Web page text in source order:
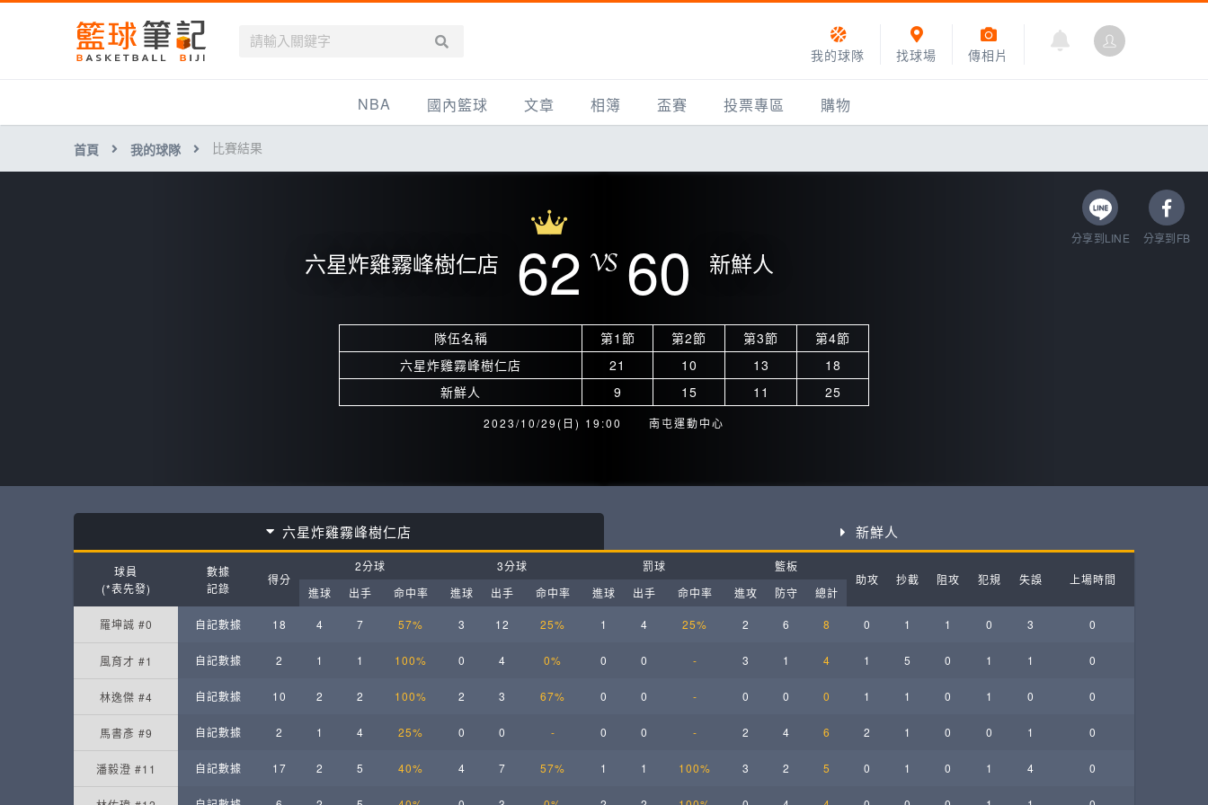
傳相片
找球場
我的球隊
NBA
戰績排名
國內籃球
HBL
文章
產品活動
知識分享
相簿
影片專區
盃賽
SHUBL世新籃球聯盟
SBC輔大超級盃
三重女子籃球聯盟
淡水豆花聯盟
EMPOWER引爆運動訓練
月見山Max League
ELITE週日籃球聯盟-中壢場
投票專區 購物
首頁 我的球隊 比賽結果
分享到LINE 分享到FB
六星炸雞霧峰樹仁店 62 60 新鮮人
隊伍名稱 第1節 第2節 第3節
第4節
六星炸雞霧峰樹仁店
21 10 13
18
新鮮人
9 15 11 25
2023/10/29(日) 19:00 南屯運動中心
六星炸雞霧峰樹仁店 新鮮人
球員
(*表先發)
數據
記錄
得分
2分球 3分球 罰球
籃板
助攻
抄截 阻攻 犯規 失誤
上場時間
進球
出手 命中率 進球 出手 命中率 進球 出手 命中率 進攻 防守 總計
羅坤誠 #0 自記數據 18 4 7 57% 3 12 25% 1 4 25% 2 6 8 0 1 1 0 3 0
風育才 #1 自記數據 2 1 1 100% 0 4 0% 0 0 - 3 1 4 1 5 0 1 1 0
林逸傑 #4 自記數據 10 2 2 100% 2 3 67% 0 0 - 0 0 0 1 1 0 1 0 0
馬書彥 #9 自記數據 2 1 4 25% 0 0 - 0 0 - 2 4 6 2 1 0 0 1 0
潘毅澄 #11 自記數據 17 2 5 40% 4 7 57% 1 1 100% 3 2 5 0 1 0 1 4 0